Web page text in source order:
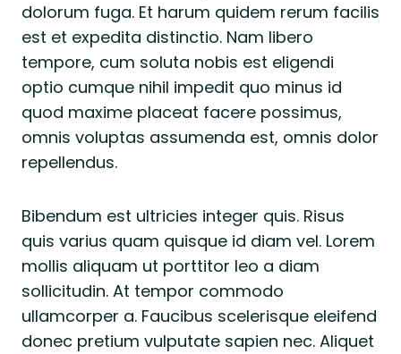
dolorum fuga. Et harum quidem rerum facilis
est et expedita distinctio. Nam libero
tempore, cum soluta nobis est eligendi
optio cumque nihil impedit quo minus id
quod maxime placeat facere possimus,
omnis voluptas assumenda est, omnis dolor
repellendus.
Bibendum est ultricies integer quis. Risus
quis varius quam quisque id diam vel. Lorem
mollis aliquam ut porttitor leo a diam
sollicitudin. At tempor commodo
ullamcorper a. Faucibus scelerisque eleifend
donec pretium vulputate sapien nec. Aliquet